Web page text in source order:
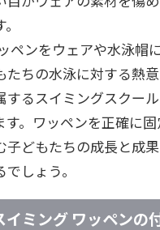
ペンをウェアや水泳帽
たちの水泳に対する熱
するスイミングスクー
す。ワッペンを正確に固
子どもたちの成長と成
しょう。
イミング ワッペンの